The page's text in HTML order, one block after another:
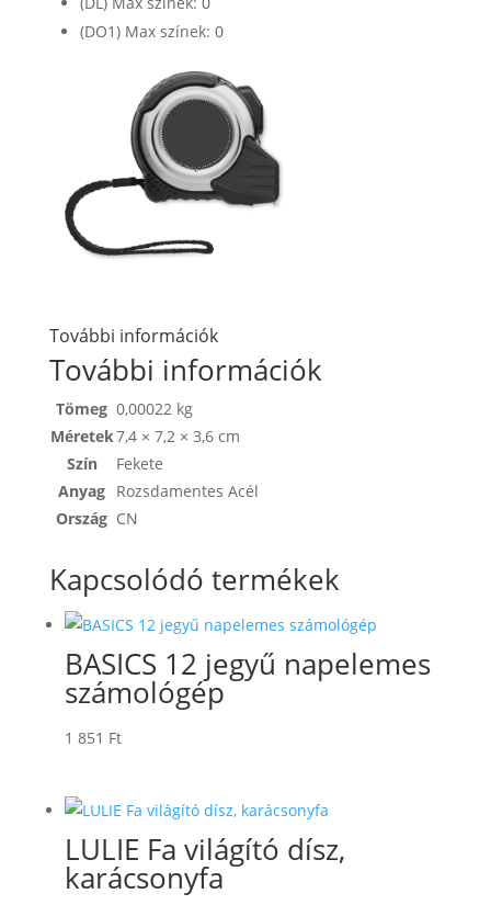
(DO1) Max színek: 0
További információk
További információk
Tömeg 0,00022 kg
Méretek7,4 × 7,2 × 3,6 cm
Szín
Fekete
Anyag Rozsdamentes Acél
Ország CN
Kapcsolódó termékek
BASICS 12 jegyű napelemes
számológép
1 851 Ft
LULIE Fa világító dísz,
karácsonyfa